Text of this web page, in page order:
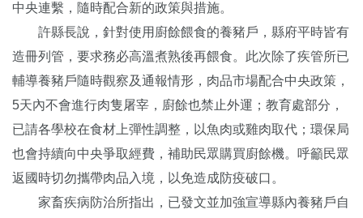
中央連繫，隨時配合新的政策與措施。
許縣長說，針對使用廚餘餵食的養豬戶，縣府平時皆有
造冊列管，要求務必高溫煮熟後再餵食。此次除了疾管所已
輔導養豬戶隨時觀察及通報情形，肉品市場配合中央政策，
5天內不會進行肉隻屠宰，廚餘也禁止外運；教育處部分，
已請各學校在食材上彈性調整，以魚肉或雞肉取代；環保局
也會持續向中央爭取經費，補助民眾購買廚餘機。呼籲民眾
返國時切勿攜帶肉品入境，以免造成防疫破口。
家畜疾病防治所指出，已發文並加強宣導縣內養豬戶自